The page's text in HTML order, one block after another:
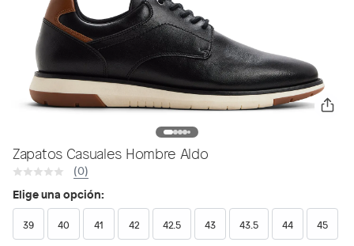
Zapatos Casuales Hombre Aldo
(0)
Elige una opción:
39 40 41 42 42.5 43 43.5 44 45